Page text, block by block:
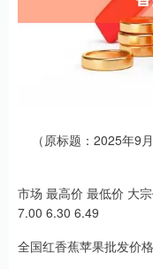
（原标题：2025年9
市场 最高价 最低价 大
7.00 6.30 6.49
全国红香蕉苹果批发价